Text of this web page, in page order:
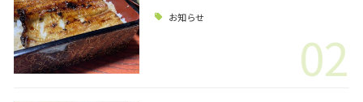
お知らせ
02